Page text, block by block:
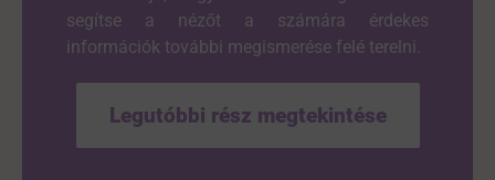
segítse a nézőt a számára érdekes
információk további megismerése felé terelni.
Legutóbbi rész megtekintése